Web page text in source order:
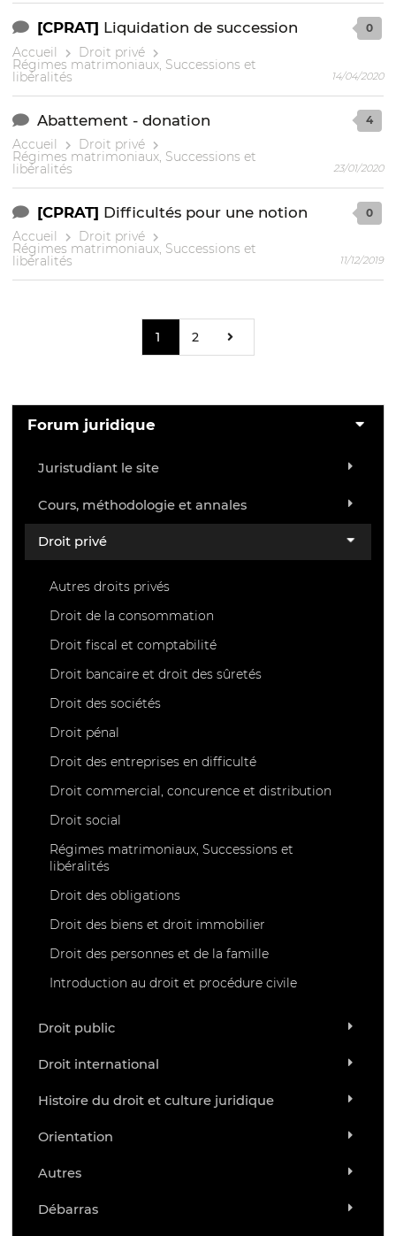
[CPRAT] Liquidation de succession
Accueil Droit privé
Régimes matrimoniaux, Successions et
libéralités
0
14/04/2020
Abattement - donation
Accueil Droit privé
Régimes matrimoniaux, Successions et
libéralités
4
23/01/2020
[CPRAT] Difficultés pour une notion
Accueil Droit privé
Régimes matrimoniaux, Successions et
libéralités
0
11/12/2019
1 2
Forum juridique
Juristudiant le site
Cours, méthodologie et annales
Droit privé
Autres droits privés
Droit de la consommation
Droit fiscal et comptabilité
Droit bancaire et droit des sûretés
Droit des sociétés
Droit pénal
Droit des entreprises en difficulté
Droit commercial, concurence et distribution
Droit social
Régimes matrimoniaux, Successions et
libéralités
Droit des obligations
Droit des biens et droit immobilier
Droit des personnes et de la famille
Introduction au droit et procédure civile
Droit public
Droit international
Histoire du droit et culture juridique
Orientation
Autres
Débarras